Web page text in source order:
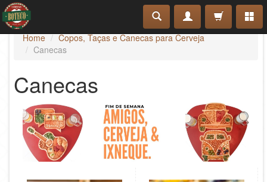
Home
Copos, Taças e Canecas para Cerveja
Canecas
Canecas